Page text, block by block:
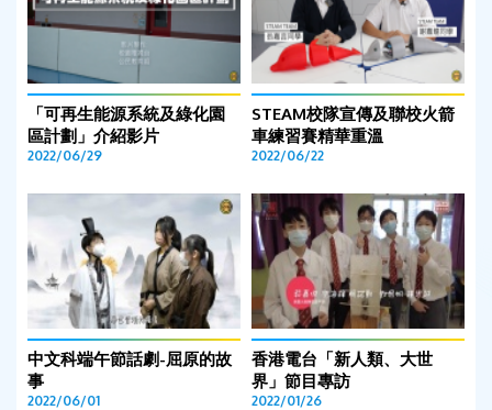
「可再生能源系統及綠化園
區計劃」介紹影片
2022/06/29
STEAM校隊宣傳及聯校火箭
車練習賽精華重溫
2022/06/22
中文科端午節話劇-屈原的故
事
2022/06/01
香港電台「新人類、大世
界」節目專訪
2022/01/26